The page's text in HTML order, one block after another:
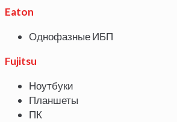
Eaton
Однофазные ИБП
Fujitsu
Ноутбуки
Планшеты
ПК